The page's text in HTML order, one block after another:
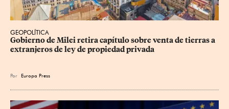
GEOPOLÍTICA
Gobierno de Milei retira capítulo sobre venta de tierras a
extranjeros de ley de propiedad privada
Por Europa Press